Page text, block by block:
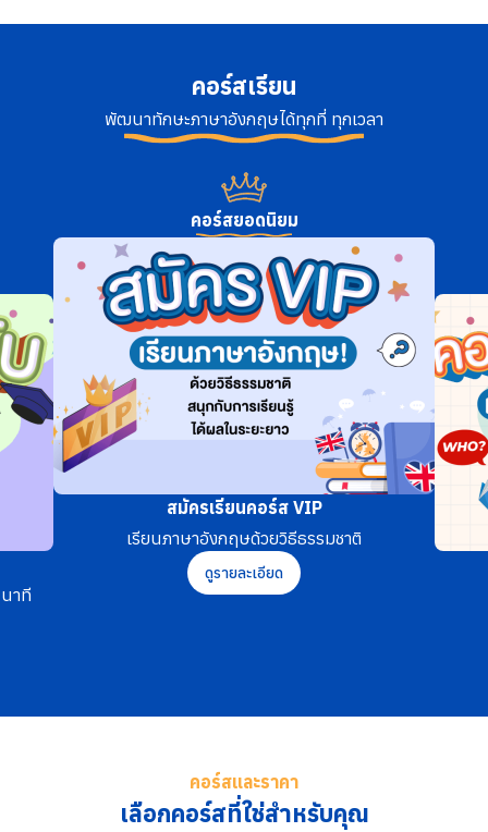
คอร์สเรียน
พัฒนาทักษะภาษาอังกฤษได้ทุกที่ ทุกเวลา
าที
คอร์สยอดนิยม
สมัครเรียนคอร์ส VIP
เรียนภาษาอังกฤษด้วยวิธีธรรมชาติ
ดูรายละเอียด
คอร์สและราคา
เลือกคอร์สที่ใช่สำหรับคุณ